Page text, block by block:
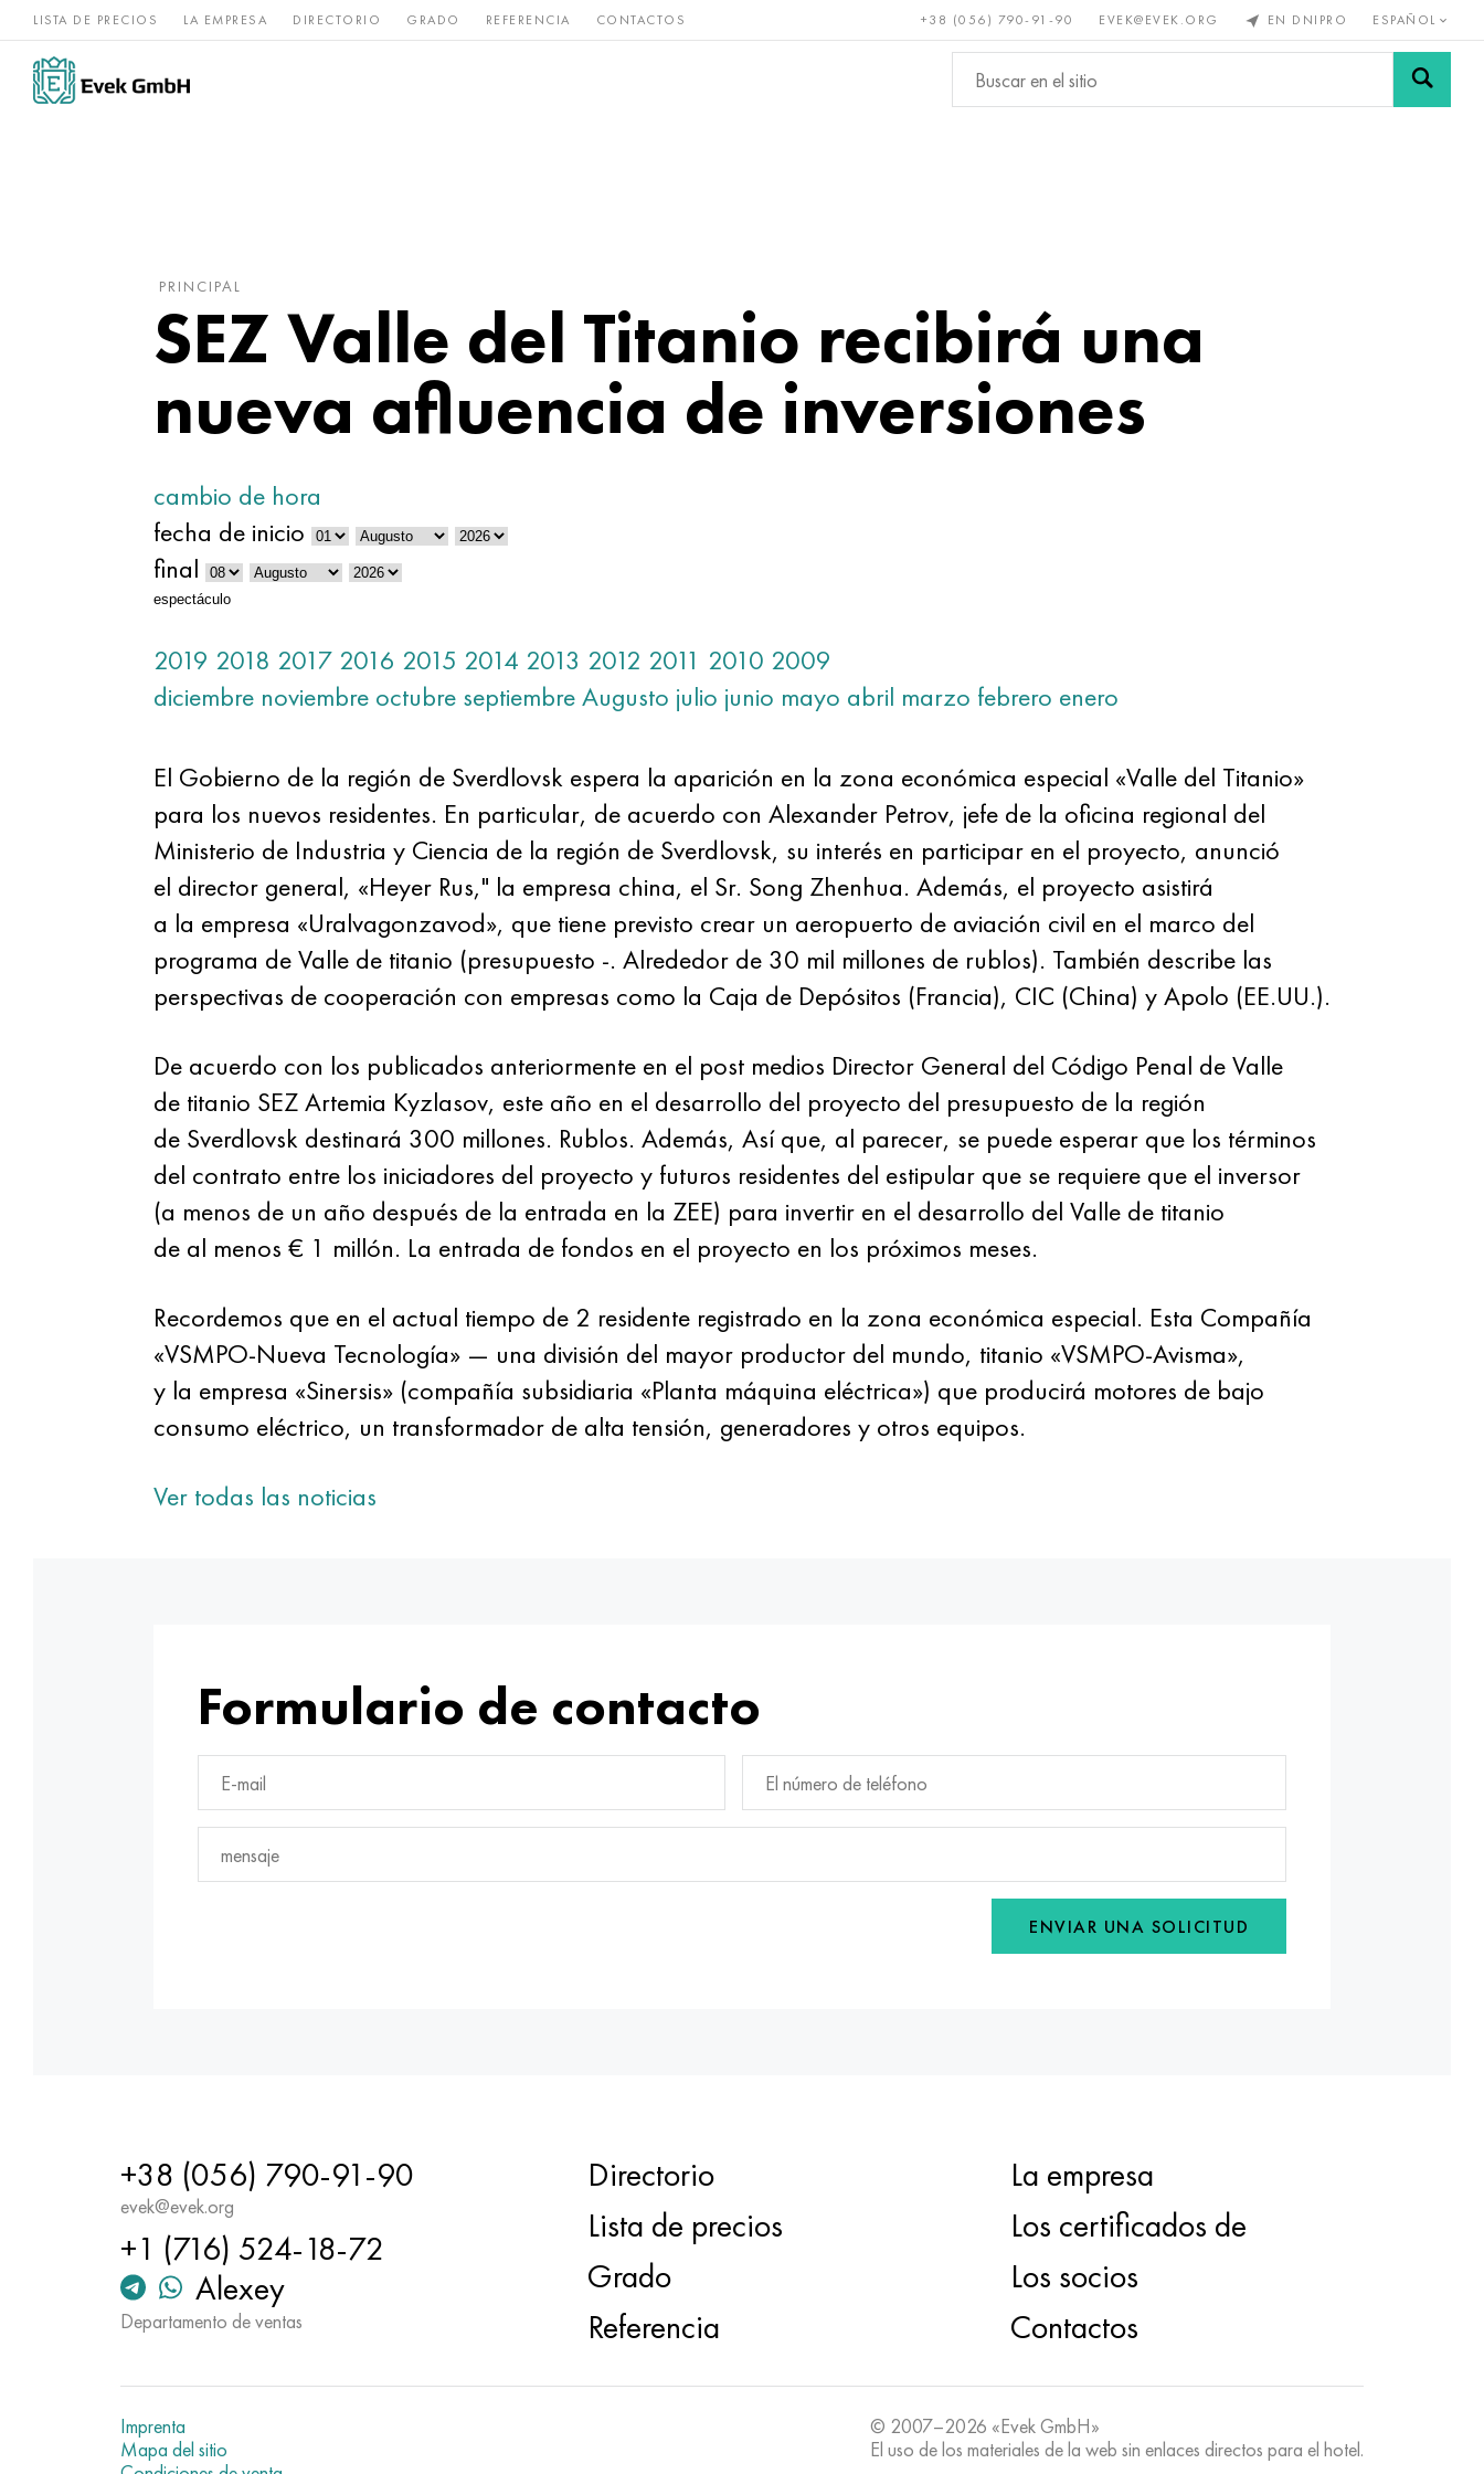
LISTA DE PRECIOS LA EMPRESA DIRECTORIO GRADO REFERENCIA CONTACTOS +38 (056) 790-91-90 EVEK@EVEK.ORG EN DNIPRO ESPAÑOL
Aleaciones de
níquel
acero Raro y Bronce, cobre, Metales no
ferrosos
Aleación de Mallas y
PRINCIPAL
SEZ Valle del Titanio recibirá una
nueva afluencia de inversiones
cambio de hora
fecha de inicio
final
espectáculo
2019 2018 2017 2016 2015 2014 2013 2012 2011 2010 2009
diciembre noviembre octubre septiembreAugusto julio junio mayo abril marzo febrero enero
El Gobierno de la región de Sverdlovsk espera la aparición en la zona económica especial «Valle del Titanio»
para los nuevos residentes. En particular, de acuerdo con Alexander Petrov, jefe de la oficina regional del
Ministerio de Industria y Ciencia de la región de Sverdlovsk, su interés en participar en el proyecto, anunció
el director general, «Heyer Rus," la empresa china, el Sr. Song Zhenhua. Además, el proyecto asistirá
a la empresa «Uralvagonzavod», que tiene previsto crear un aeropuerto de aviación civil en el marco del
programa de Valle de titanio (presupuesto -. Alrededor de 30 mil millones de rublos). También describe las
perspectivas de cooperación con empresas como la Caja de Depósitos (Francia), CIC (China) y Apolo (EE.UU.).
De acuerdo con los publicados anteriormente en el post medios Director General del Código Penal de Valle
de titanio SEZ Artemia Kyzlasov, este año en el desarrollo del proyecto del presupuesto de la región
de Sverdlovsk destinará 300 millones. Rublos. Además, Así que, al parecer, se puede esperar que los términos
del contrato entre los iniciadores del proyecto y futuros residentes del estipular que se requiere que el inversor
(a menos de un año después de la entrada en la ZEE) para invertir en el desarrollo del Valle de titanio
de al menos € 1 millón. La entrada de fondos en el proyecto en los próximos meses.
Recordemos que en el actual tiempo de 2 residente registrado en la zona económica especial. Esta Compañía
«VSMPO-Nueva Tecnología» — una división del mayor productor del mundo, titanio «VSMPO-Avisma»,
y la empresa «Sinersis» (compañía subsidiaria «Planta máquina eléctrica») que producirá motores de bajo
consumo eléctrico, un transformador de alta tensión, generadores y otros equipos.
Ver todas las noticias
Formulario de contacto
ENVIAR UNA SOLICITUD
+38 (056) 790-91-90
evek@evek.org
+1 (716) 524-18-72
Alexey
Departamento de ventas
Directorio
Lista de precios
Grado
Referencia
La empresa
Los certificados de
Los socios
Contactos
Imprenta
Mapa del sitio
© 2007–2026 «Evek GmbH»
El uso de los materiales de la web sin enlaces directos para el hotel.